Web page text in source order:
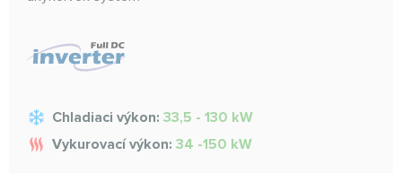
Chladiaci výkon: 33,5 - 130 kW
Vykurovací výkon: 34 -150 kW